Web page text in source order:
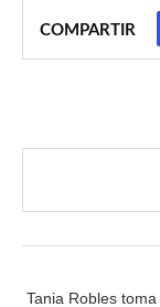
COMPARTIR
Tania Robles